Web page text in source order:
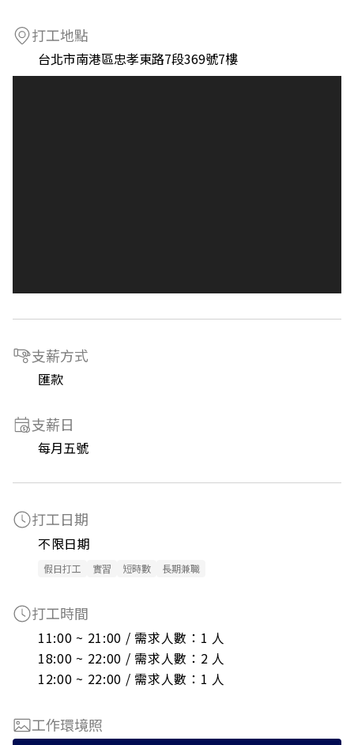
打工地點
台北市南港區忠孝東路7段369號7樓
支薪方式
匯款
支薪日
每月五號
打工日期
不限日期
假日打工 實習 短時數 長期兼職
打工時間
11:00 ~ 21:00 / 需求人數：1 人
18:00 ~ 22:00 / 需求人數：2 人
12:00 ~ 22:00 / 需求人數：1 人
工作環境照